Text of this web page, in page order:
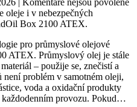
Komentáře nejsou povolené
oleje i v nebezpečných
Box 2100 ATEX.
pro průmyslové olejové
ATEX. Průmyslový olej je stále
– použije se, znečistí a
problém v samotném oleji,
voda a oxidační produkty
provozu. Pokud…